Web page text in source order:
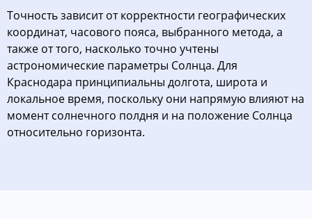
Точность зависит от корректности географических
координат, часового пояса, выбранного метода, а
также от того, насколько точно учтены
астрономические параметры Солнца. Для
Краснодара принципиальны долгота, широта и
локальное время, поскольку они напрямую влияют на
момент солнечного полдня и на положение Солнца
относительно горизонта.